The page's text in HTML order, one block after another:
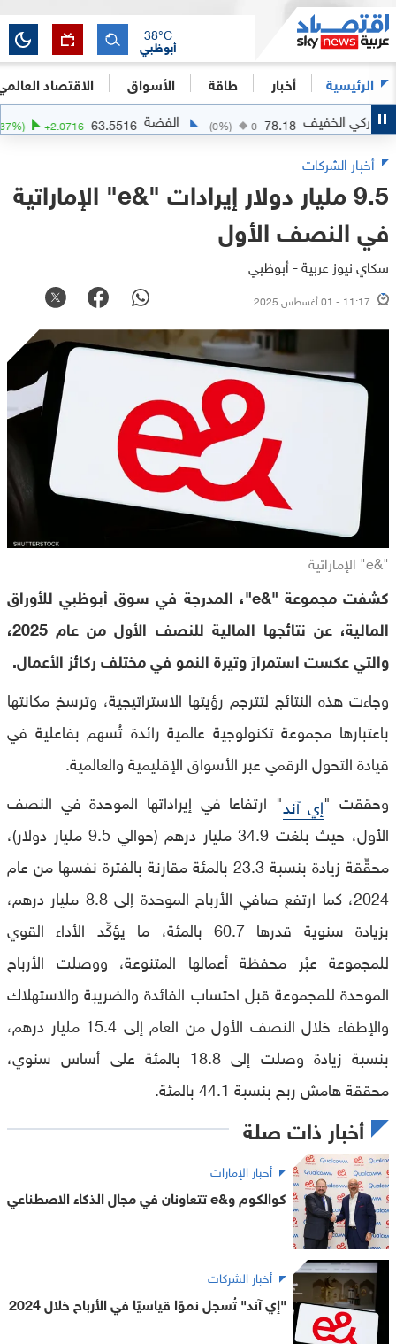
الرئيسية أخبار طاقة الأسواق الاقتصاد
أبوظبي
38°C
78.18
0
0%) الفضة 63.5516
+2.0716
(+3.37%)
أخبار الشركات
9.5 مليار دولار إيرادات "&e" الإماراتية
في النصف الأول
سكاي نيوز عربية - أبوظبي
11:17 - 01 أغسطس 2025
"&e" الإماراتية
كشفت مجموعة "&e"، المدرجة في سوق أبوظبي للأوراق
المالية، عن نتائجها المالية للنصف الأول من عام 2025،
والتي عكست استمرارَ وتيرة النمو في مختلف ركائز الأعمال.
وجاءت هذه النتائج لتترجم رؤيتها الاستراتيجية، وترسخ مكانتها
باعتبارها مجموعة تكنولوجية عالمية رائدة تُسهم بفاعلية في
قيادة التحول الرقمي عبر الأسواق الإقليمية والعالمية.
وحققت "إي آند" ارتفاعا في إيراداتها الموحدة في النصف
الأول، حيث بلغت 34.9 مليار درهم (حوالي 9.5 مليار دولار)،
محقِّقة زيادة بنسبة 23.3 بالمئة مقارنة بالفترة نفسها من عام
2024، كما ارتفع صافي الأرباح الموحدة إلى 8.8 مليار درهم،
بزيادة سنوية قدرها 60.7 بالمئة، ما يؤكِّد الأداء القوي
للمجموعة عبْر محفظة أعمالها المتنوعة، ووصلت الأرباح
الموحدة للمجموعة قبل احتساب الفائدة والضريبة والاستهلاك
والإطفاء خلال النصف الأول من العام إلى 15.4 مليار درهم،
بنسبة زيادة وصلت إلى 18.8 بالمئة على أساس سنوي،
محققة هامش ربح بنسبة 44.1 بالمئة.
أخبار ذات صلة
أخبار الإمارات
كوالكوم و&e تتعاونان في مجال الذكاء الاصطناعي
أخبار الشركات
"إي آند" تُسجل نموًا قياسيًا في الأرباح خلال 2024